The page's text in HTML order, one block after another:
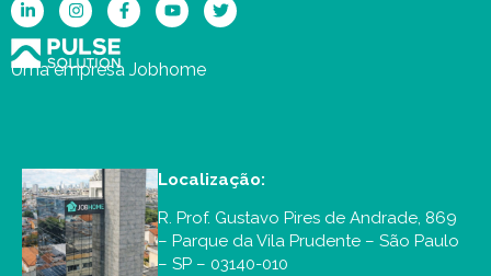
Uma empresa Jobhome
Localização:
R. Prof. Gustavo Pires de Andrade, 869
– Parque da Vila Prudente – São Paulo
– SP – 03140-010